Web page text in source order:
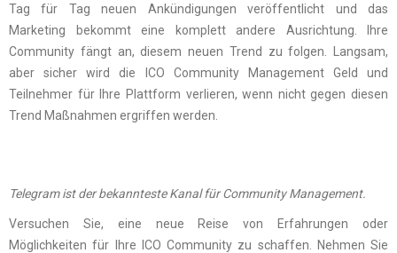
Tag für Tag neuen Ankündigungen veröffentlicht und das
Marketing bekommt eine komplett andere Ausrichtung. Ihre
Community fängt an, diesem neuen Trend zu folgen. Langsam,
aber sicher wird die ICO Community Management Geld und
Teilnehmer für Ihre Plattform verlieren, wenn nicht gegen diesen
Trend Maßnahmen ergriffen werden.
Telegram ist der bekannteste Kanal für Community Management.
Versuchen Sie, eine neue Reise von Erfahrungen oder
Möglichkeiten für Ihre ICO Community zu schaffen. Nehmen Sie